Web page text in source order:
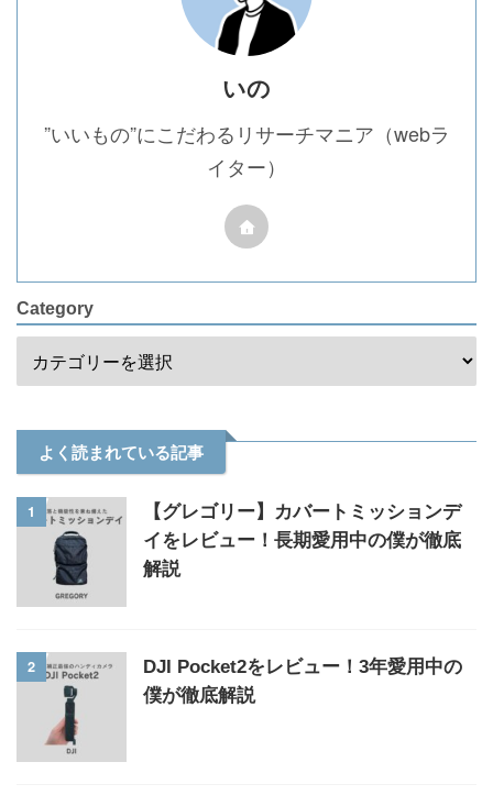
いの
”いいもの”にこだわるリサーチマニア（webラ
イター）
Category
よく読まれている記事
1
【グレゴリー】カバートミッションデ
イをレビュー！長期愛用中の僕が徹底
解説
2
DJI Pocket2をレビュー！3年愛用中の
僕が徹底解説